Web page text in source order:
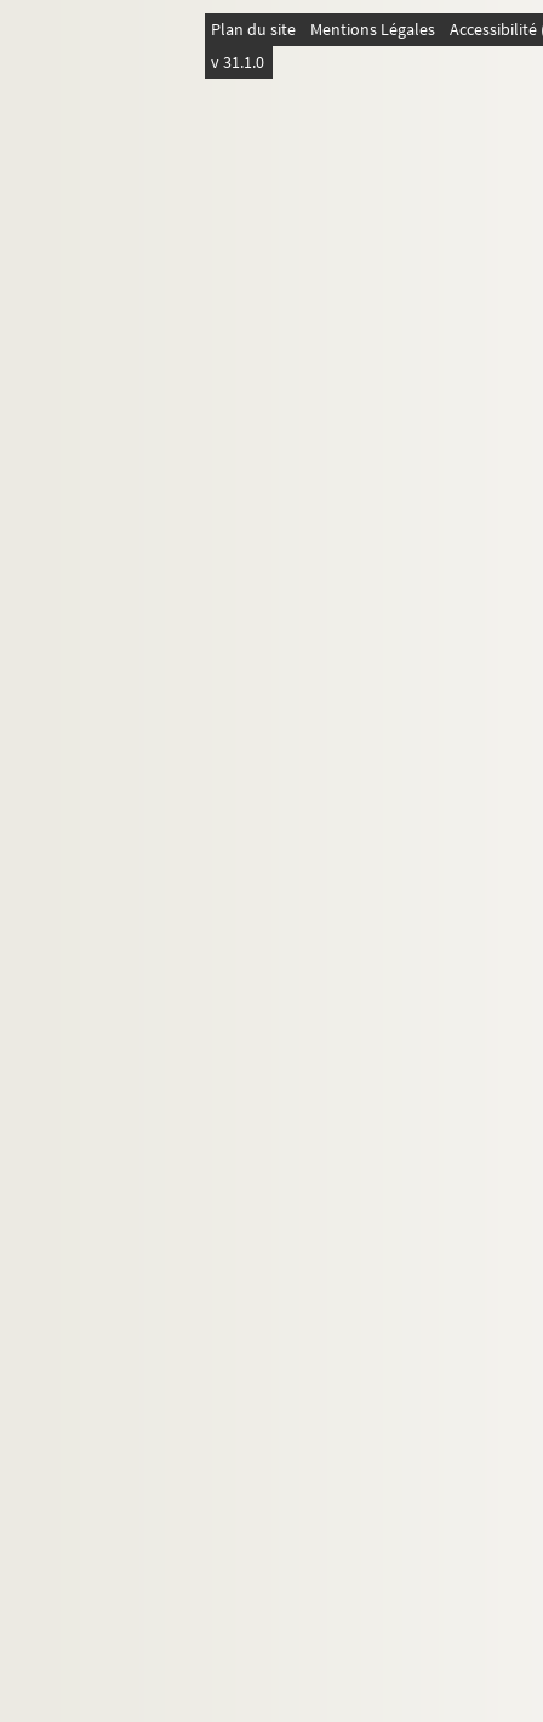
C.L. 113. Lucet, Charles
C.L. 36 bis. Lumbroso, Fernand
C.L. 23-26. Lwoff, André
Plan du site Mentions Légales
v 31.1.0